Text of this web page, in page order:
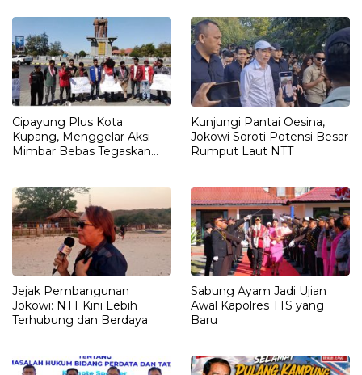
Cipayung Plus Kota
Kupang, Menggelar Aksi
Mimbar Bebas Tegaskan
Kepada JOKO WIDODO
Kunjungi Pantai Oesina,
Jokowi Soroti Potensi Besar
Rumput Laut NTT
Jejak Pembangunan
Jokowi: NTT Kini Lebih
Terhubung dan Berdaya
Sabung Ayam Jadi Ujian
Awal Kapolres TTS yang
Baru